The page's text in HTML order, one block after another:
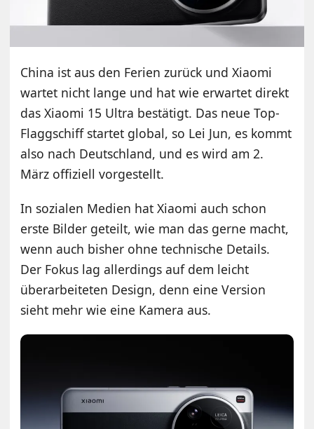
China ist aus den Ferien zurück und Xiaomi
wartet nicht lange und hat wie erwartet direkt
das Xiaomi 15 Ultra bestätigt. Das neue Top-
Flaggschiff startet global, so Lei Jun, es kommt
also nach Deutschland, und es wird am 2.
März offiziell vorgestellt.
In sozialen Medien hat Xiaomi auch schon
erste Bilder geteilt, wie man das gerne macht,
wenn auch bisher ohne technische Details.
Der Fokus lag allerdings auf dem leicht
überarbeiteten Design, denn eine Version
sieht mehr wie eine Kamera aus.